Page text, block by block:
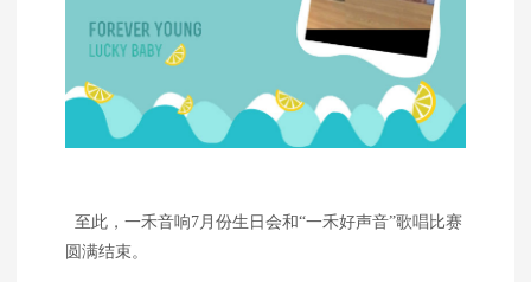
至此，一禾音响7月份生日会和“一禾好声音”歌唱比赛
圆满结束。